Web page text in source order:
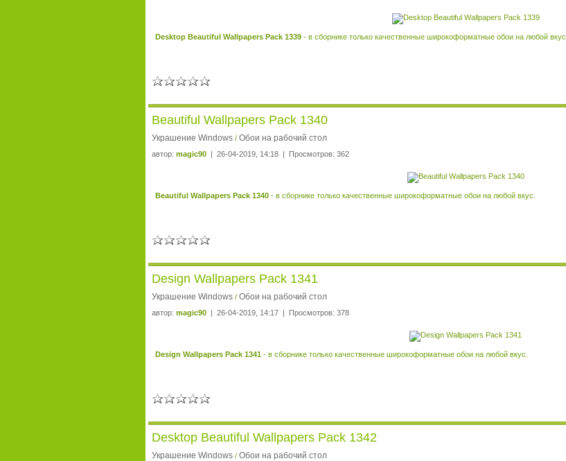
Desktop Beautiful Wallpapers Pack 1339 - в сборнике только качественные широкоформатные обои на любой вкус.
Beautiful Wallpapers Pack 1340
Украшение Windows / Обои на рабочий стол
автор: magic90 | 26-04-2019, 14:18 | Просмотров: 362
Beautiful Wallpapers Pack 1340 - в сборнике только качественные широкоформатные обои на любой вкус.
Design Wallpapers Pack 1341
Украшение Windows / Обои на рабочий стол
автор: magic90 | 26-04-2019, 14:17 | Просмотров: 378
Design Wallpapers Pack 1341 - в сборнике только качественные широкоформатные обои на любой вкус.
Desktop Beautiful Wallpapers Pack 1342
Украшение Windows / Обои на рабочий стол